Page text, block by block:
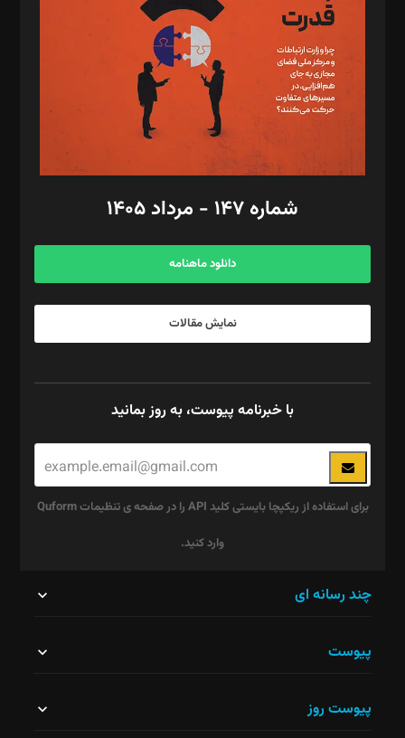
رستمی،مصطفی باستان
ویرایش: نگار استاد‌‌آقا
طراح یونیفرم: مجید توکلی
فیلمبرداری و عکاسی: امیر شفیعی، مانی لطفی زاده
گرافیک و صفحه‌آرایی: سید‌سبحان‌علی ثابت
مد‌یر توسعه تجاری: کامبیز برید‌
امور مالی: شاپور رهبری، محمد‌ کاظمی‌نیا
آگهی و مشترکین: ۰۹۱۹۹۹۹۰۴۵۴
شماره ۱۴۷ - مرداد ۱۴۰۵
دانلود ماهنامه
نمایش مقالات
با خبرنامه پیوست، به روز بمانید
برای استفاده از ریکپچا بایستی کلید API را در صفحه ی تنظیمات Quform
وارد کنید.
نباید
چند رسانه ای
پیوست
پیوست روز